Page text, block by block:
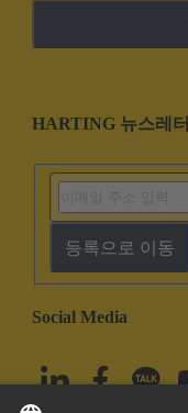
HARTING 뉴스레터
등록으로 이동
Social Media